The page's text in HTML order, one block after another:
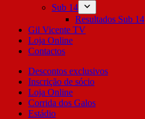
Sub 14
Resultados Sub 14
Gil Vicente TV
Loja Online
Contactos
Descontos exclusivos
Inscrição de sócio
Loja Online
Corrida dos Galos
Estádio